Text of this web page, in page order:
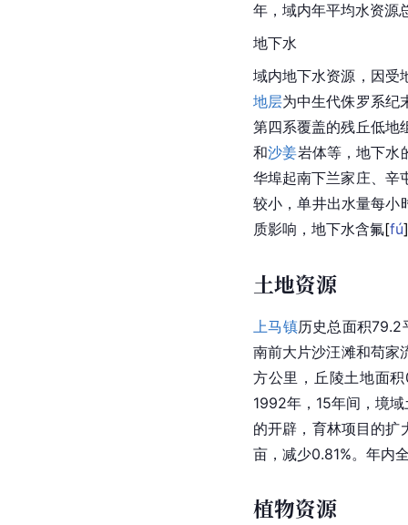
年，域内年平均水资源
地下水
域内地下水资源，因受
地层为中生代侏罗系纪
第四系覆盖的残丘低地
和沙姜岩体等，地下水
华埠起南下兰家庄、辛
较小，单井出水量每小
质影响， 地下水含氟[fú]
土地资源
上马镇历史总面积79.2
南前大片沙汪滩和苟家
方公里， 丘陵土地面
1992年，15年间，境
的开辟，育林项目的
亩，减少0.81%。年内
植物资源